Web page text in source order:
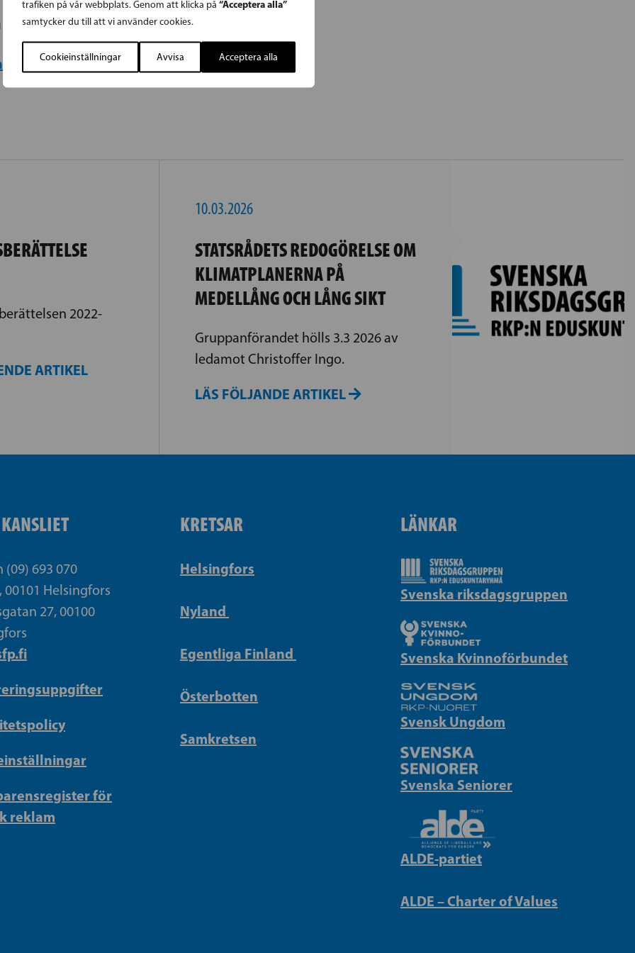
trafiken på vår webbplats. Genom att klicka på “Acceptera alla”
samtycker du till att vi använder cookies.
Cookieinställningar Avvisa Acceptera alla
2018-2019 här!
2018-2019 här!
2022-
ARTIKEL
10.03.2026
STATSRÅDETS REDOGÖRELSE OM
KLIMATPLANERNA PÅ
MEDELLÅNG OCH LÅNG SIKT
Gruppanförandet hölls 3.3 2026 av
ledamot Christoffer Ingo.
LÄS FÖLJANDE ARTIKEL
(09) 693 070
00101 Helsingfors
27, 00100
för
reklam
KRETSAR
Helsingfors
Nyland
Egentliga Finland
Österbotten
Samkretsen
LÄNKAR
Svenska riksdagsgruppen
Svenska Kvinnoförbundet
Svensk Ungdom
Svenska Seniorer
ALDE-partiet
ALDE – Charter of Values